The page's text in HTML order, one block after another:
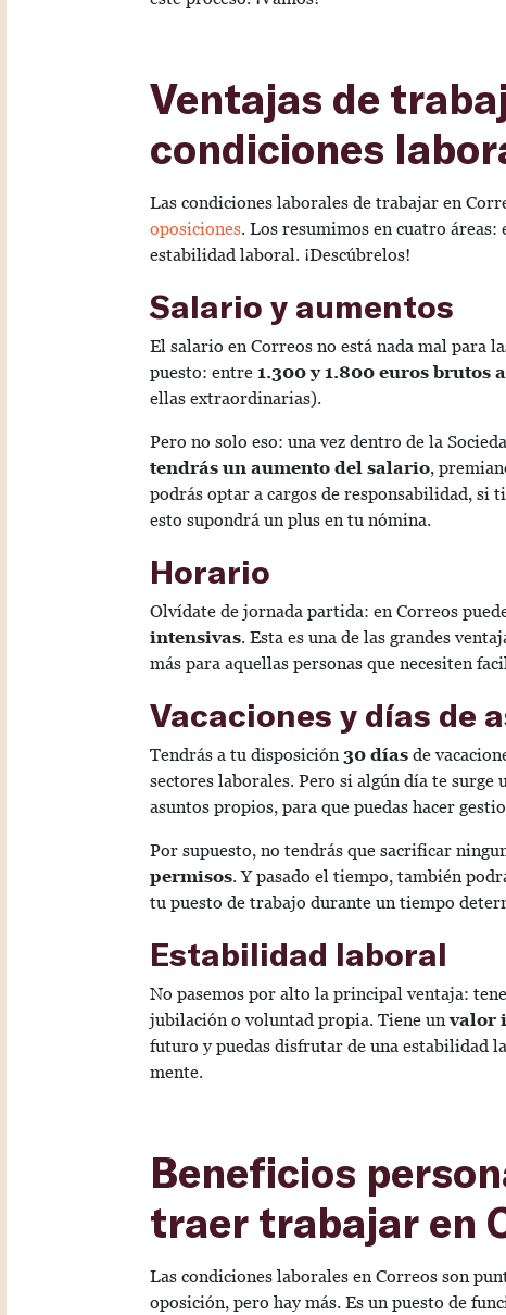
Ventajas de
condiciones
Las condiciones laborales de trabajar en
oposiciones. Los resumimos en cuatro
estabilidad laboral. ¡Descúbrelos!
Salario y aumentos
El salario en Correos no está nada mal para
puesto: entre 1.300 y 1.800 euros brutos
ellas extraordinarias).
Pero no solo eso: una vez dentro de la
tendrás un aumento del salario,
podrás optar a cargos de responsabilidad, si
esto supondrá un plus en tu nómina.
Horario
Olvídate de jornada partida: en Correos
intensivas. Esta es una de las grandes
más para aquellas personas que necesiten
Vacaciones y días de
Tendrás a tu disposición 30 días de
sectores laborales. Pero si algún día te surge
asuntos propios, para que puedas hacer
Por supuesto, no tendrás que sacrificar
permisos. Y pasado el tiempo, también
tu puesto de trabajo durante un tiempo
Estabilidad laboral
No pasemos por alto la principal ventaja:
jubilación o voluntad propia. Tiene unvalor
futuro y puedas disfrutar de una estabilidad
mente.
Beneficios
traer trabajar en
Las condiciones laborales en Correos son
oposición, pero hay más. Es un puesto de